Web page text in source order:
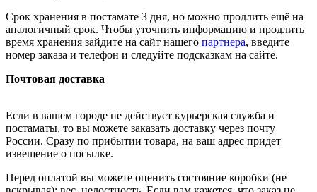
Срок хранения в постамате 3 дня, но можно продлить ещё на
аналогичный срок. Чтобы уточнить информацию и продлить
время хранения зайдите на сайт нашего партнера, введите
номер заказа и телефон и следуйте подсказкам на сайте.
Почтовая доставка
Если в вашем городе не действует курьерская служба и
постаматы, то вы можете заказать доставку через почту
России. Сразу по прибытии товара, на ваш адрес придет
извещение о посылке.
Перед оплатой вы можете оценить состояние коробки (не